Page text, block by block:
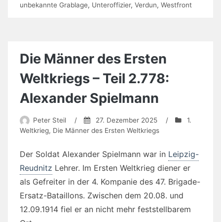
unbekannte Grablage, Unteroffizier, Verdun, Westfront
Die Männer des Ersten
Weltkriegs – Teil 2.778:
Alexander Spielmann
Peter Steil / 27. Dezember 2025 /
1.
Weltkrieg, Die Männer des Ersten Weltkriegs
Der Soldat Alexander Spielmann war in Leipzig-
Reudnitz Lehrer. Im Ersten Weltkrieg diener er
als Gefreiter in der 4. Kompanie des 47. Brigade-
Ersatz-Bataillons. Zwischen dem 20.08. und
12.09.1914 fiel er an nicht mehr feststellbarem